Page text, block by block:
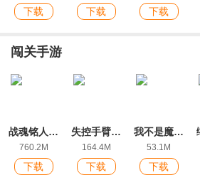
下载 下载 下载
闯关手游
战魂铭人手游官方版
760.2M
下载
失控手臂游戏安卓版
164.4M
下载
我不是魔塔最新IOS版
53.1M
下载